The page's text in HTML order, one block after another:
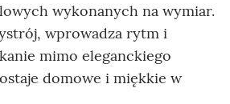
wykonanych na wymiar.
wprowadza rytm i
mimo eleganckiego
domowe i miękkie w